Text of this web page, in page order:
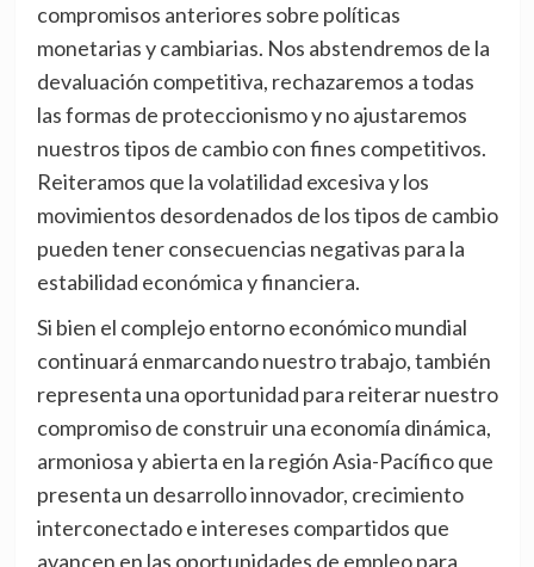
compromisos anteriores sobre políticas
monetarias y cambiarias. Nos abstendremos de la
devaluación competitiva, rechazaremos a todas
las formas de proteccionismo y no ajustaremos
nuestros tipos de cambio con fines competitivos.
Reiteramos que la volatilidad excesiva y los
movimientos desordenados de los tipos de cambio
pueden tener consecuencias negativas para la
estabilidad económica y financiera.
Si bien el complejo entorno económico mundial
continuará enmarcando nuestro trabajo, también
representa una oportunidad para reiterar nuestro
compromiso de construir una economía dinámica,
armoniosa y abierta en la región Asia-Pacífico que
presenta un desarrollo innovador, crecimiento
interconectado e intereses compartidos que
avancen en las oportunidades de empleo para